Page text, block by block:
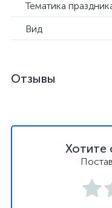
Тематика
Вид
Отзывы
Хотите